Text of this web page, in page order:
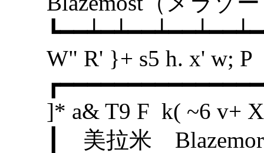
W" R' }+ s5 h. x' w; P
]* a& T9 F k( ~6 v+ X
┃ 美拉米